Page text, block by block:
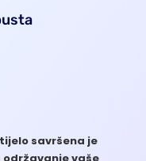
savršena je